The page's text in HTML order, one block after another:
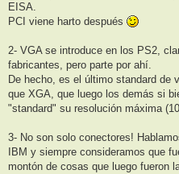
EISA.
PCI viene harto después
2- VGA se introduce en los PS2,
fabricantes, pero parte por ahí.
De hecho, es el último standard de
que XGA, que luego los demás si
"standard" su resolución máxima
3- No son solo conectores!
IBM y siempre consideramos que
montón de cosas que luego fueron